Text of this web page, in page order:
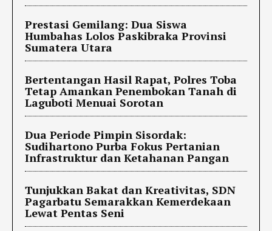
Prestasi Gemilang: Dua Siswa
Humbahas Lolos Paskibraka Provinsi
Sumatera Utara
Bertentangan Hasil Rapat, Polres Toba
Tetap Amankan Penembokan Tanah di
Laguboti Menuai Sorotan
Dua Periode Pimpin Sisordak:
Sudihartono Purba Fokus Pertanian
Infrastruktur dan Ketahanan Pangan
Tunjukkan Bakat dan Kreativitas, SDN
Pagarbatu Semarakkan Kemerdekaan
Lewat Pentas Seni